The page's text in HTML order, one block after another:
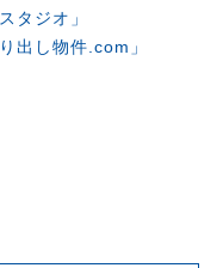
タジオ」
出し物件.com」